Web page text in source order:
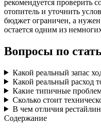
рекомендуется проверить
отопитель и уточнить
бюджет ограничен, а
остается одним из
Вопросы по
Какой реальный запас
Какой реальный расход
Какие типичные
Сколько стоит
В чем отличия
Содержание